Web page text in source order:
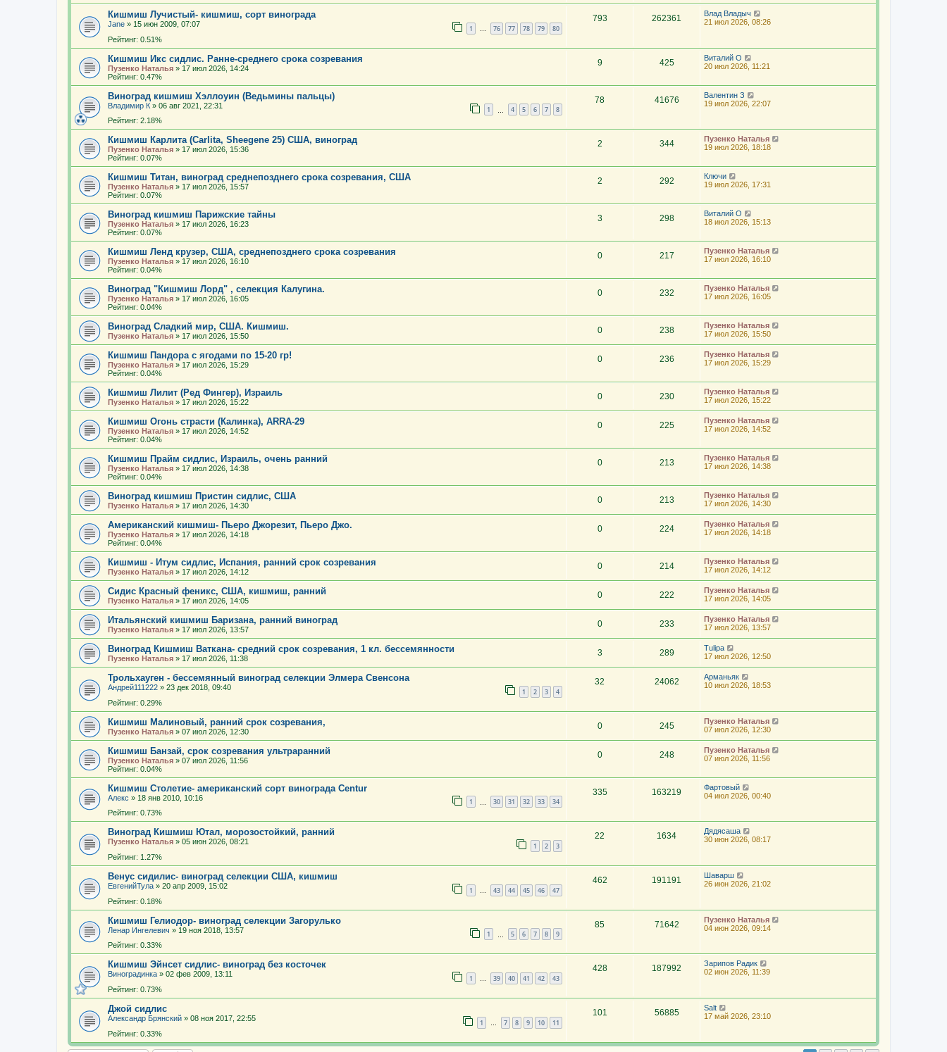
Кишмиш Лучистый- кишмиш, сорт винограда
Jane » 15 июн 2009, 07:07 1 76 77 78 79 80
Рейтинг: 0.51%
793 262361
Влад Владыч
21 июл 2026, 08:26
Кишмиш Икс сидлис. Ранне-среднего срока созревания
Пузенко Наталья » 17 июл 2026, 14:24
Рейтинг: 0.47%
9 425
Виталий О
20 июл 2026, 11:21
Виноград кишмиш Хэллоуин (Ведьмины пальцы)
Владимир К » 06 авг 2021, 22:31 1 4 5 6 7 8
Рейтинг: 2.18%
78 41676
Валентин З
19 июл 2026, 22:07
Кишмиш Карлита (Carlita, Sheegene 25) США, виноград
Пузенко Наталья » 17 июл 2026, 15:36
Рейтинг: 0.07%
2 344
Пузенко Наталья
19 июл 2026, 18:18
Кишмиш Титан, виноград среднепозднего срока созревания, США
Пузенко Наталья » 17 июл 2026, 15:57
Рейтинг: 0.07%
2 292
Ключи
19 июл 2026, 17:31
Виноград кишмиш Парижские тайны
Пузенко Наталья » 17 июл 2026, 16:23
Рейтинг: 0.07%
3 298
Виталий О
18 июл 2026, 15:13
Кишмиш Ленд крузер, США, среднепозднего срока созревания
Пузенко Наталья » 17 июл 2026, 16:10
Рейтинг: 0.04%
0 217
Пузенко Наталья
17 июл 2026, 16:10
Виноград "Кишмиш Лорд" , селекция Калугина.
Пузенко Наталья » 17 июл 2026, 16:05
Рейтинг: 0.04%
0 232
Пузенко Наталья
17 июл 2026, 16:05
Виноград Сладкий мир, США. Кишмиш.
Пузенко Наталья » 17 июл 2026, 15:50
0 238
Пузенко Наталья
17 июл 2026, 15:50
Кишмиш Пандора с ягодами по 15-20 гр!
Пузенко Наталья » 17 июл 2026, 15:29
Рейтинг: 0.04%
0 236
Пузенко Наталья
17 июл 2026, 15:29
Кишмиш Лилит (Ред Фингер), Израиль
Пузенко Наталья » 17 июл 2026, 15:22
0 230
Пузенко Наталья
17 июл 2026, 15:22
Кишмиш Огонь страсти (Калинка), ARRA-29
Пузенко Наталья » 17 июл 2026, 14:52
Рейтинг: 0.04%
0 225
Пузенко Наталья
17 июл 2026, 14:52
Кишмиш Прайм сидлис, Израиль, очень ранний
Пузенко Наталья » 17 июл 2026, 14:38
Рейтинг: 0.04%
0 213
Пузенко Наталья
17 июл 2026, 14:38
Виноград кишмиш Пристин сидлис, США
Пузенко Наталья » 17 июл 2026, 14:30
0 213
Пузенко Наталья
17 июл 2026, 14:30
Американский кишмиш- Пьеро Джорезит, Пьеро Джо.
Пузенко Наталья » 17 июл 2026, 14:18
Рейтинг: 0.04%
0 224
Пузенко Наталья
17 июл 2026, 14:18
Кишмиш - Итум сидлис, Испания, ранний срок созревания
Пузенко Наталья » 17 июл 2026, 14:12
0 214
Пузенко Наталья
17 июл 2026, 14:12
Сидис Красный феникс, США, кишмиш, ранний
Пузенко Наталья » 17 июл 2026, 14:05
0 222
Пузенко Наталья
17 июл 2026, 14:05
Итальянский кишмиш Баризана, ранний виноград
Пузенко Наталья » 17 июл 2026, 13:57
0 233
Пузенко Наталья
17 июл 2026, 13:57
Виноград Кишмиш Ваткана- средний срок созревания, 1 кл. бессемянности
Пузенко Наталья » 17 июл 2026, 11:38
3 289
Tulipa
17 июл 2026, 12:50
Трольхауген - бессемянный виноград селекции Элмера Свенсона
Андрей111222 » 23 дек 2018, 09:40 1 2 3 4
Рейтинг: 0.29%
32 24062
Арманьяк
10 июл 2026, 18:53
Кишмиш Малиновый, ранний срок созревания,
Пузенко Наталья » 07 июл 2026, 12:30
0 245
Пузенко Наталья
07 июл 2026, 12:30
Кишмиш Банзай, срок созревания ультраранний
Пузенко Наталья » 07 июл 2026, 11:56
Рейтинг: 0.04%
0 248
Пузенко Наталья
07 июл 2026, 11:56
Кишмиш Столетие- американский сорт винограда Centur
Алекс » 18 янв 2010, 10:16 1 30 31 32 33 34
Рейтинг: 0.73%
335 163219
Фартовый
04 июл 2026, 00:40
Виноград Кишмиш Ютал, морозостойкий, ранний
Пузенко Наталья » 05 июн 2026, 08:21 1 2 3
Рейтинг: 1.27%
22 1634
Дядясаша
30 июн 2026, 08:17
Венус сидилис- виноград селекции США, кишмиш
ЕвгенийТула » 20 апр 2009, 15:02 1 … 43 44 45 46 47
Рейтинг: 0.18%
462 191191
Шаварш
26 июн 2026, 21:02
Кишмиш Гелиодор- виноград селекции Загорулько
Ленар Ингелевич » 19 ноя 2018, 13:57 1 5 6 7 8 9
Рейтинг: 0.33%
85 71642
Пузенко Наталья
04 июн 2026, 09:14
Кишмиш Эйнсет сидлис- виноград без косточек
Виноградинка » 02 фев 2009, 13:11 1 … 39 40 41 42 43
Рейтинг: 0.73%
428 187992
Зарипов Радик
02 июн 2026, 11:39
Джой сидлис
Александр Брянский » 08 ноя 2017, 22:55 1 … 7 8 9 10 11
Рейтинг: 0.33%
101 56885
Salt
17 май 2026, 23:10